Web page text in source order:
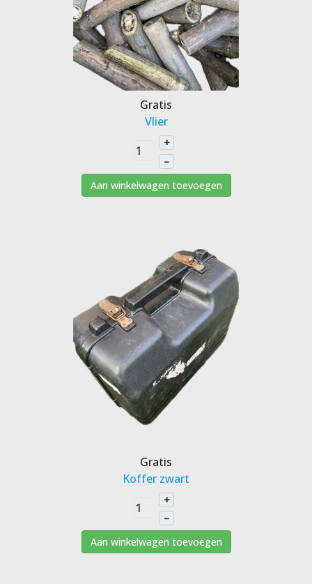
Gratis
Vlier
+
–
Aan winkelwagen toevoegen
Gratis
Koffer zwart
+
–
Aan winkelwagen toevoegen